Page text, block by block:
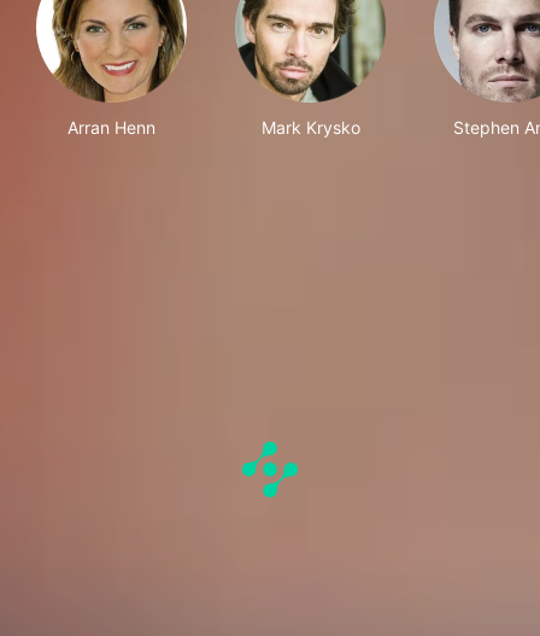
Arran Henn Mark Krysko Stephen